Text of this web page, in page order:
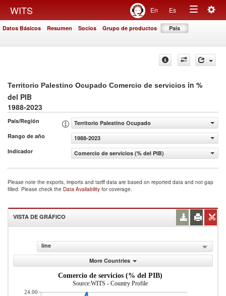
WITS En Es
Toggle
Datos Básicos Resumen Socios Grupo de productos País
Territorio Palestino Ocupado Comercio de servicios in %
del PIB
1988-2023
País/Región
Territorio Palestino Ocupado
Rango de año
1988-2023
Indicador
Comercio de servicios (% del PIB)
Please note the exports, imports and tariff data are based on reported data and not gap
filled. Please check the Data Availability for coverage.
VISTA DE GRÁFICO
line
More Countries
Comercio de servicios (% del PIB)
Source:WITS - Country Profile
24.00